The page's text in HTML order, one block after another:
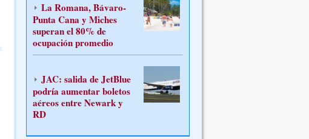
La Romana, Bávaro-
Punta Cana y Miches
superan el 80% de
ocupación promedio
JAC: salida de JetBlue
podría aumentar boletos
aéreos entre Newark y
RD